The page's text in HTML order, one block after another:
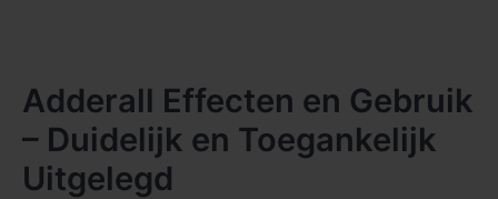
Adderall Effecten en Gebruik
– Duidelijk en Toegankelijk
Uitgelegd